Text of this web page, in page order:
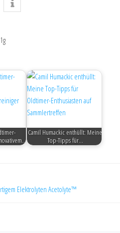
Camil Humackic enthüllt: Meine
Top-Tipps für…
Elektrolyten Acetolyte™